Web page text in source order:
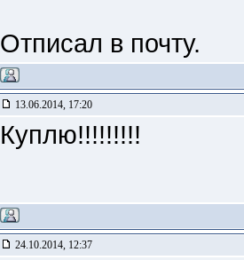
Отписал в почту.
13.06.2014, 17:20
Куплю!!!!!!!!!
24.10.2014, 12:37